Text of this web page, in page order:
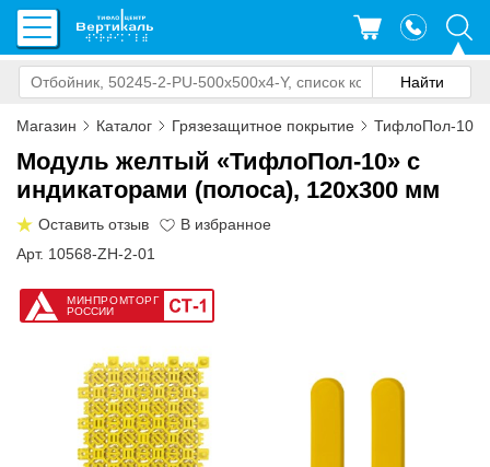
Магазин Каталог Грязезащитное покрытие ТифлоПол-10
Модуль желтый «ТифлоПол-10» с
индикаторами (полоса), 120x300 мм
Оставить отзыв
Арт. 10568-ZH-2-01
МИНПРОМТОРГ
РОССИИ